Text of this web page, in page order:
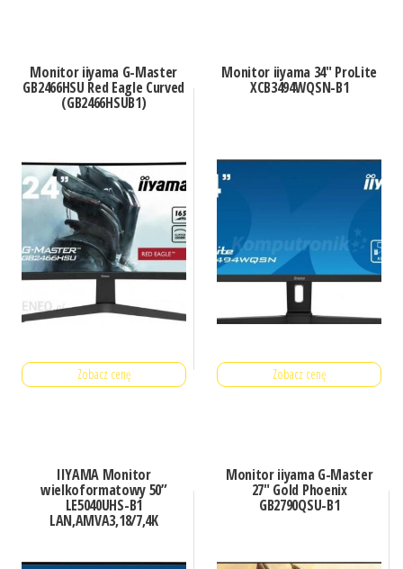
Monitor iiyama G-Master
GB2466HSU Red Eagle Curved
(GB2466HSUB1)
Zobacz cenę
Monitor iiyama 34″ ProLite
XCB3494WQSN-B1
Zobacz cenę
IIYAMA Monitor
wielkoformatowy 50”
LE5040UHS-B1
LAN,AMVA3,18/7,4K
Monitor iiyama G-Master
27″ Gold Phoenix
GB2790QSU-B1